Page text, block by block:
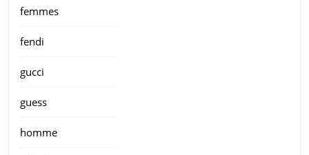
femmes
fendi
gucci
guess
homme